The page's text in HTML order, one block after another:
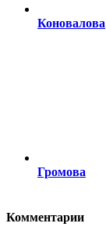
Коновалова
Громова
Комментарии